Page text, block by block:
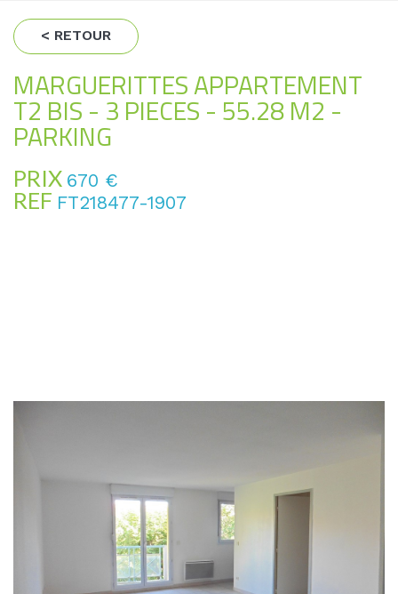
< RETOUR
MARGUERITTES APPARTEMENT
T2 BIS - 3 PIECES - 55.28 M2 -
PARKING
PRIX 670 €
REF FT218477-1907